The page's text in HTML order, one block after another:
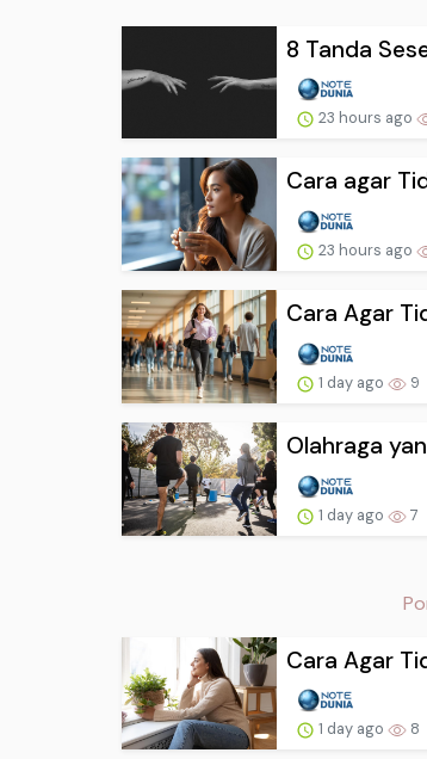
8 Tanda
23 hours ago
Cara agar
23 hours ago
Cara Agar
1 day ago 9
Olahraga
1 day ago 7
Cara Agar
1 day ago 8